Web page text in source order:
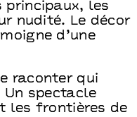
principaux, les
nudité. Le décor
d’une
raconter qui
Un spectacle
les frontières de